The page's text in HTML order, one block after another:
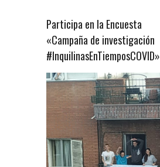
Participa en la Encuesta
«Campaña de investigación
#InquilinasEnTiemposCOVID»